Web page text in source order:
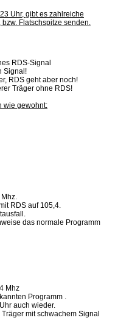
Uhr, gibt es zahlreiche
Flatschspitze senden.
RDS-Signal
Signal!
RDS geht aber noch!
Träger ohne RDS!
wie gewohnt:
RDS auf 105,4.
das normale Programm
Mhz
Programm .
auch wieder.
mit schwachem Signal